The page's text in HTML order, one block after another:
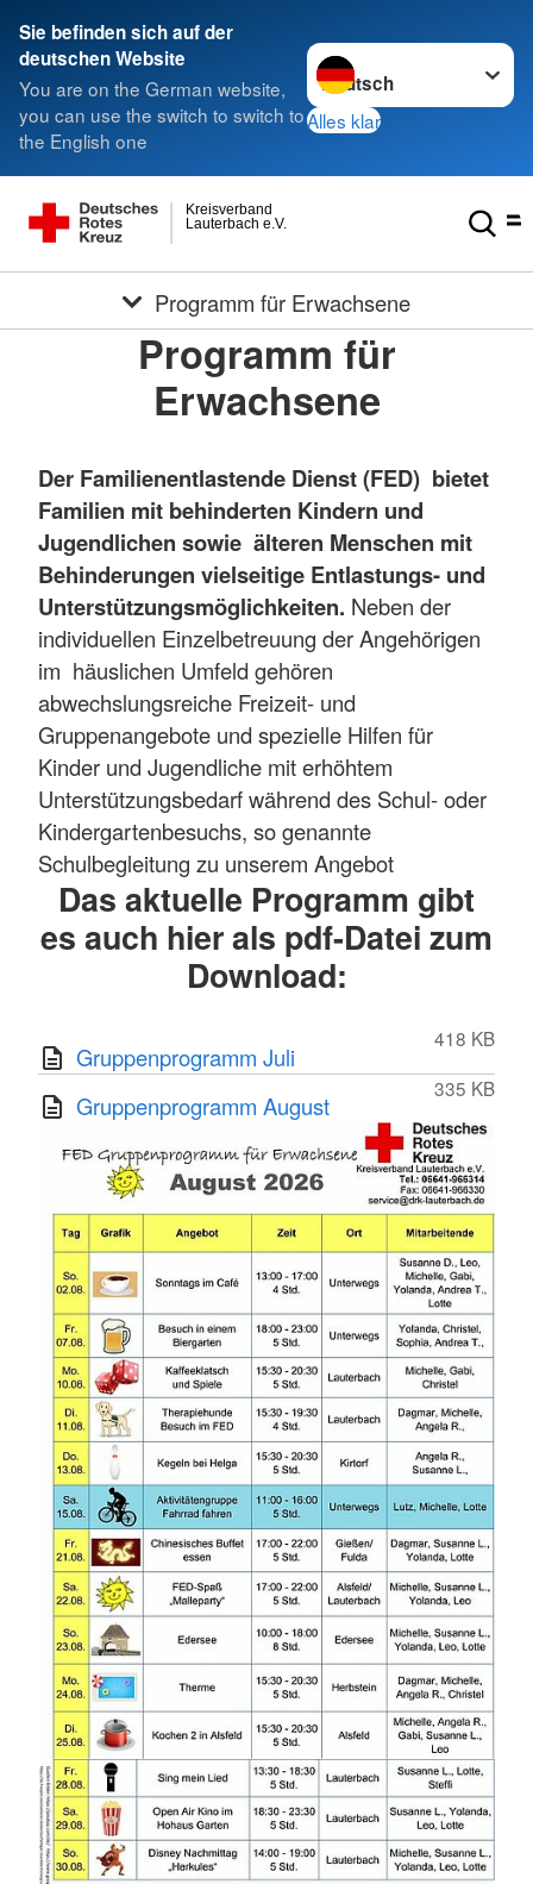
Sie befinden sich auf der
deutschen Website
You are on the German website,
you can use the switch to switch to
the English one
Sprache wechseln zu
Alles klar
Lauterbach e.V.
Kreisverband
Programm für Erwachsene
Programm für
Erwachsene
Der Familienentlastende Dienst (FED) bietet
Familien mit behinderten Kindern und
Jugendlichen sowie älteren Menschen mit
Behinderungen vielseitige Entlastungs- und
Unterstützungsmöglichkeiten. Neben der
individuellen Einzelbetreuung der Angehörigen
im häuslichen Umfeld gehören
abwechslungsreiche Freizeit- und
Gruppenangebote und spezielle Hilfen für
Kinder und Jugendliche mit erhöhtem
Unterstützungsbedarf während des Schul- oder
Kindergartenbesuchs, so genannte
Schulbegleitung zu unserem Angebot
Das aktuelle Programm gibt
es auch hier als pdf-Datei zum
Download:
Gruppenprogramm Juli
418 KB
Gruppenprogramm August
335 KB